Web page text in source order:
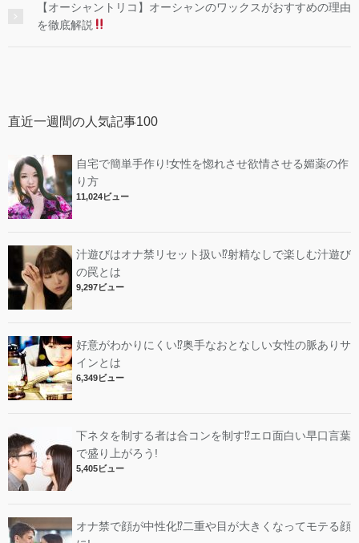
【オーシャントリコ】オーシャンのワックスがおすすめの理由
を徹底解説
直近一週間の人気記事100
自宅で簡単手作り!女性を惚れさせ欲情させる媚薬の作
り方
11,024ビュー
汁遊びはオナ禁リセット扱い⁉︎射精なしで楽しむ汁遊び
の罠とは
9,297ビュー
好意がわかりにくい⁉︎奥手なおとなしい女性の脈ありサ
インとは
6,349ビュー
下ネタを制する者は合コンを制す⁉︎エロ面白い早口言葉
で盛り上がろう!
5,405ビュー
オナ禁で顔が中性化⁉︎二重や目が大きくなってモテる顔